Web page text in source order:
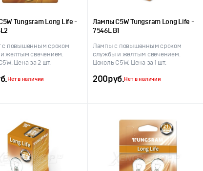
Tungsram Long Life -
с повышенным сроком
желтым свечением.
Цена за 2 шт.
Нет в наличии
Лампы C5W Tungsram Long Life -
7546L B1
Лампы с повышенным сроком
службы и желтым свечением.
Цоколь C5W. Цена за 1 шт.
200руб.Нет в наличии